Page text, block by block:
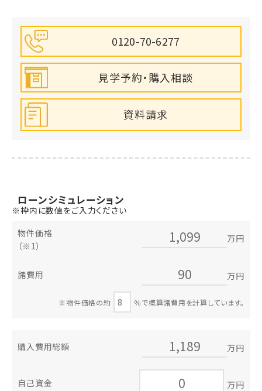
北区役所(1300m)
桑原内科小児科(350m)
0120-70-6277
見学予約・購入相談
資料請求
ローンシミュレーション
※枠内に数値をご入力ください
物件価格
（※1）
万円
諸費用 万円
※物件価格の約 ％で概算諸費用を計算しています。
購入費用総額 万円
自己資金 万円